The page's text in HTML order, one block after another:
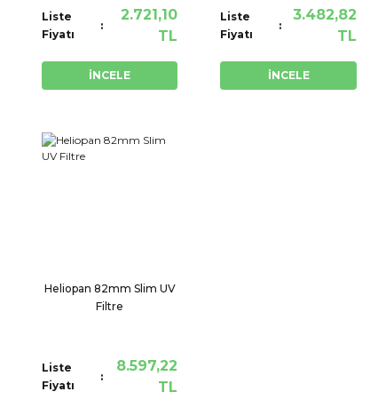
Liste
Fiyatı
2.721,10
TL
İNCELE
Liste
Fiyatı
3.482,82
TL
İNCELE
Heliopan 82mm Slim UV
Filtre
Liste
Fiyatı
8.597,22
TL